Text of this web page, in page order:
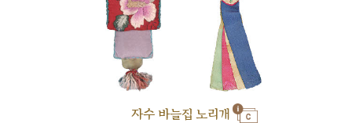
자수 바늘집 노리개